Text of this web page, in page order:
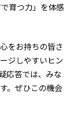
育つ力」を体感
をお持ちの皆さ
ジしやすいヒン
応答では、みな
。ぜひこの機会